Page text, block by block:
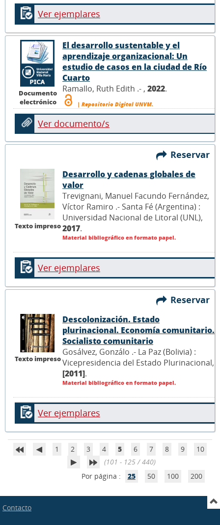
Ver ejemplares
Documento
electrónico
El desarrollo sustentable y el
aprendizaje organizacional: Un
estudio de casos en la ciudad de Río
Cuarto
Ramallo, Ruth Edith .- , 2022.
| Repositorio Digital UNVM.
Ver documento/s
Reservar
Texto impreso
Desarrollo y cadenas globales de
valor
Trevignani, Manuel Facundo Fernández,
Víctor Ramiro .- Santa Fé (Argentina) :
Universidad Nacional de Litoral (UNL),
2017.
Material bibliográfico en formato papel.
Ver ejemplares
Reservar
Texto impreso
Descolonización. Estado
plurinacional. Economía comunitario.
Socialisto comunitario
Gosálvez, Gonzálo .- La Paz (Bolivia) :
Vicepresidencia del Estado Plurinacional,
[2011].
Material bibliográfico en formato papel.
Ver ejemplares
1 2 3 4 5 6 7 8 9
10
(101 - 125 / 440)
Por página :
25 50 100 200
Contacto